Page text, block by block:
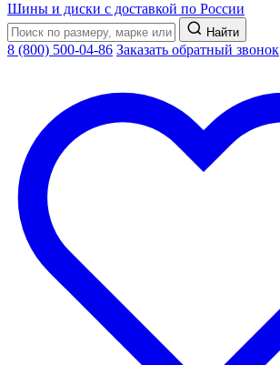
Шины и диски с доставкой по России
Найти
8 (800) 500-04-86 Заказать обратный звонок